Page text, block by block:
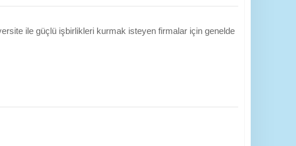
ile güçlü işbirlikleri kurmak isteyen firmalar için genelde